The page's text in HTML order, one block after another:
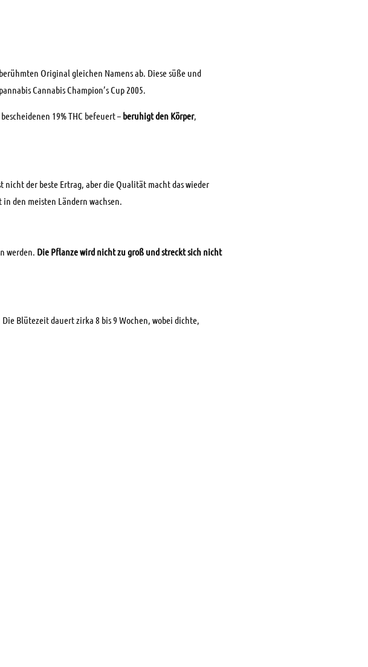
Original gleichen Namens ab. Diese süße und
Cannabis Champion’s Cup 2005.
19% THC befeuert – beruhigt den Körper,
der beste Ertrag, aber die Qualität macht das wieder
den meisten Ländern wachsen.
werden. Die Pflanze wird nicht zu groß und streckt sich nicht
Blütezeit dauert zirka 8 bis 9 Wochen, wobei dichte,